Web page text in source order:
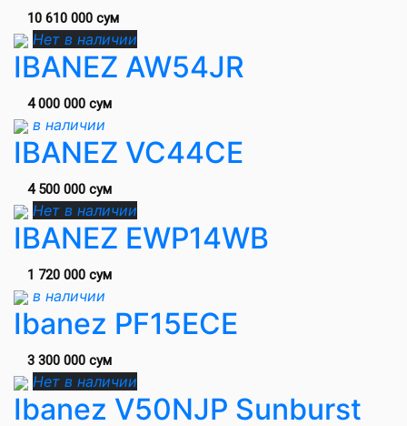
10 610 000 сум
Нет в наличии
IBANEZ AW54JR
4 000 000 сум
в наличии
IBANEZ VC44CE
4 500 000 сум
Нет в наличии
IBANEZ EWP14WB
1 720 000 сум
в наличии
Ibanez PF15ECE
3 300 000 сум
Нет в наличии
Ibanez V50NJP Sunburst